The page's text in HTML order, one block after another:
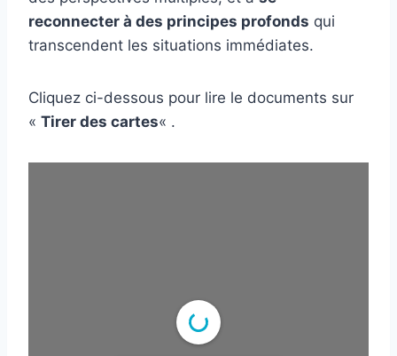
reconnecter à des principes profonds qui
transcendent les situations immédiates.
Cliquez ci-dessous pour lire le documents sur
« Tirer des cartes« .